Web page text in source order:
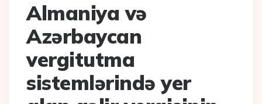
Almaniya və
Azərbaycan
vergitutma
sistemlərində yer